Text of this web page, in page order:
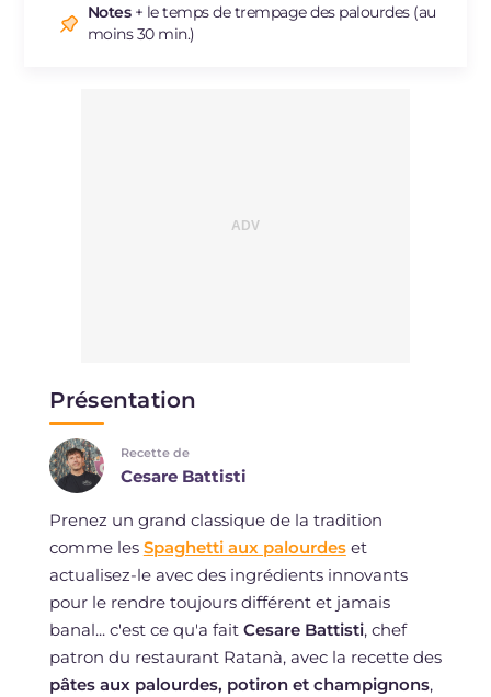
Notes+ le temps de trempage des palourdes (au
moins 30 min.)
Présentation
Recette de
Cesare Battisti
Prenez un grand classique de la tradition
comme les Spaghetti aux palourdeset
actualisez-le avec des ingrédients innovants
pour le rendre toujours différent et jamais
banal... c'est ce qu'a fait Cesare Battisti, chef
patron du restaurant Ratanà, avec la recette des
pâtes aux palourdes, potiron et champignons,